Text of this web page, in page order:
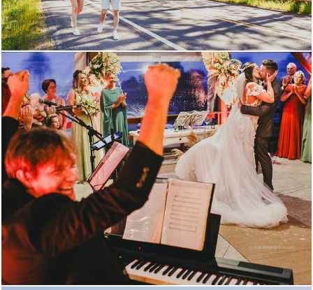
1466 46